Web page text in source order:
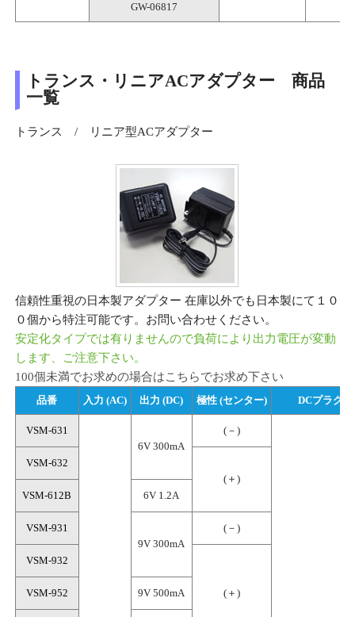
GW-06817
トランス・リニアACアダプター 商品
一覧
トランス　/　リニア型ACアダプター
信頼性重視の日本製アダプター 在庫以外でも日本製にて１０
０個から特注可能です。お問い合わせください。
安定化タイプでは有りませんので負荷により出力電圧が変動
します、ご注意下さい。
100個未満でお求めの場合はこちらでお求め下さい
品番 入力 (AC) 出力 (DC) 極性 (センター) DCプラグ
VSM-631
6V 300mA
(－)
VSM-632
(＋)
VSM-612B
6V 1.2A
VSM-931
9V 300mA
(－)
VSM-932
(＋)
VSM-952 9V 500mA